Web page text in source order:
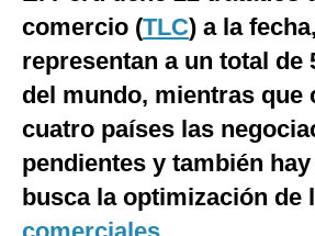
México
España
Internacional
Tecnología
Club del Suscriptor
comercio (TLC) a la
representan a un total de
del mundo, mientras que
cuatro países las
pendientes y también
busca la optimización de